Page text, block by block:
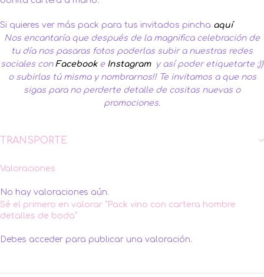
Si quieres ver más pack para tus invitados pincha aquí
Nos encantaría que después de la magnifica celebración de
tu día nos pasaras fotos poderlas subir a nuestras redes
sociales con Facebooke Instagram
y así poder etiquetarte ;))
o subirlas tú misma y nombrarnos!! Te invitamos a que nos
sigas para no perderte detalle de cositas nuevas o
promociones.
TRANSPORTE
Valoraciones
No hay valoraciones aún.
Sé el primero en valorar “Pack vino con cartera hombre
detalles de boda”
Debes acceder para publicar una valoración.